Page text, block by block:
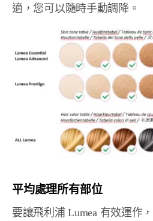
適，您可以隨時手動調降。
平均處理所有部位
要讓飛利浦 Lumea 有效運作